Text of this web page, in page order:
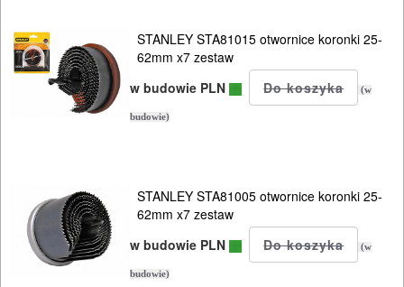
SIECIOWE
ELEKTRONARZĘDZIA
AKUMULATOROWE
STANLEY STA81015 otwornice koronki 25-
62mm x7 zestaw
w budowie PLN
(w
budowie)
STANLEY STA81005 otwornice koronki 25-
62mm x7 zestaw
w budowie PLN
(w
budowie)